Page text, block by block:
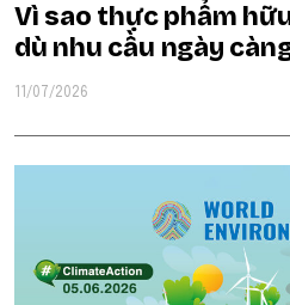
Vì sao thực phẩm
dù nhu cầu ngày
11/07/2026